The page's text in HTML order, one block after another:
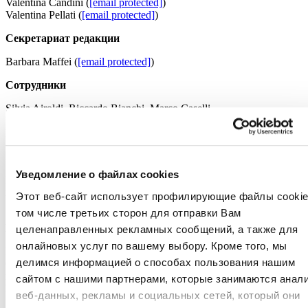
Уведомление о файлах cookies
Этот веб-сайт использует профилирующие файлы
том числе третьих сторон для отправки Вам
целенаправленных рекламных сообщений, а также для
онлайновых услуг по вашему выбору. Кроме того, мы
делимся информацией о способах пользования нашим
сайтом с нашими партнерами, которые занимаются
веб-данных, рекламы и социальных сетей, который они
Valentina Pellati ([email protected])
Секретариат редакции
Barbara Maffei ([email protected])
Сотрудники
Silvia Airoldi, Riccardo Bianchi, Marco Caselli,
Paolo Albertazzi
m. 335 6369274
Издатель
Edi.Cer. SpA
Cer Magazine International – (версия на русском языке):
публикация зарегистрирована в суде города Модена за